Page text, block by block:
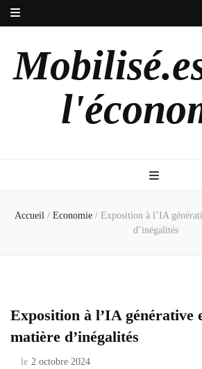
Accueil / Economie / Exposition à l’IA
d’inégalités
Exposition à l’IA générative
matière d’inégalités
le 2 octobre 2024